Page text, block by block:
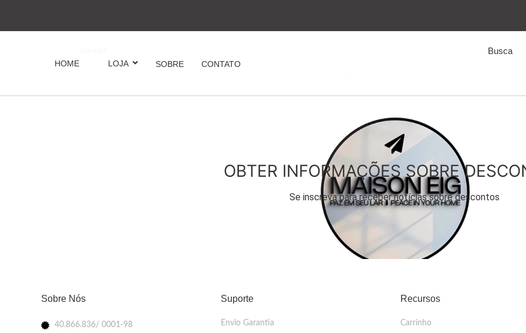
HOME LOJA SOBRE CONTATO
OBTER INFORMAÇÕES SOBRE
Se inscreva para receber notícias sobre descontos
Sobre Nós
40.866.836/ 0001-98
Suporte
Envio Garantia
Recursos
Carrinho